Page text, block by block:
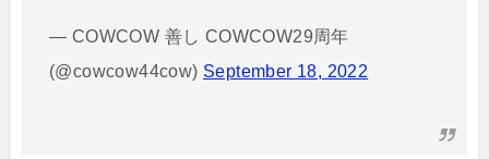
— COWCOW 善し COWCOW29周年
(@cowcow44cow) September 18, 2022